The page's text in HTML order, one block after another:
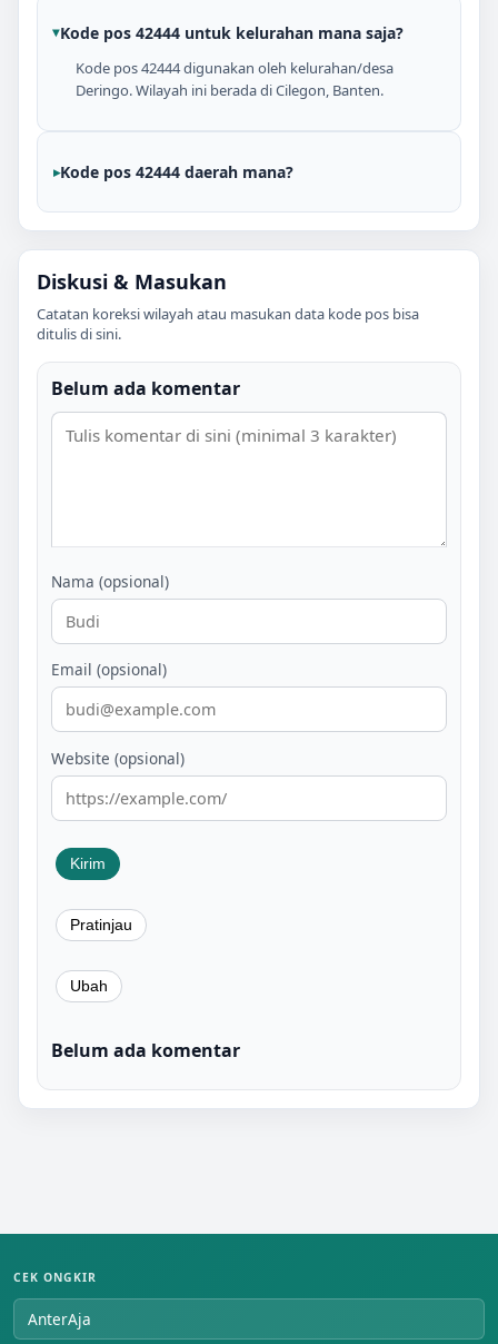
Kode pos 42444 untuk kelurahan mana saja?
Kode pos 42444 digunakan oleh kelurahan/desa
Deringo. Wilayah ini berada di Cilegon, Banten.
Kode pos 42444 daerah mana?
Diskusi & Masukan
Catatan koreksi wilayah atau masukan data kode pos bisa
ditulis di sini.
Belum ada komentar
Nama (opsional)
Email (opsional)
Website (opsional)
Belum ada komentar
CEK ONGKIR
AnterAja